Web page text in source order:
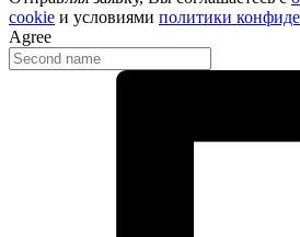
cookie и условиями политики
Agree